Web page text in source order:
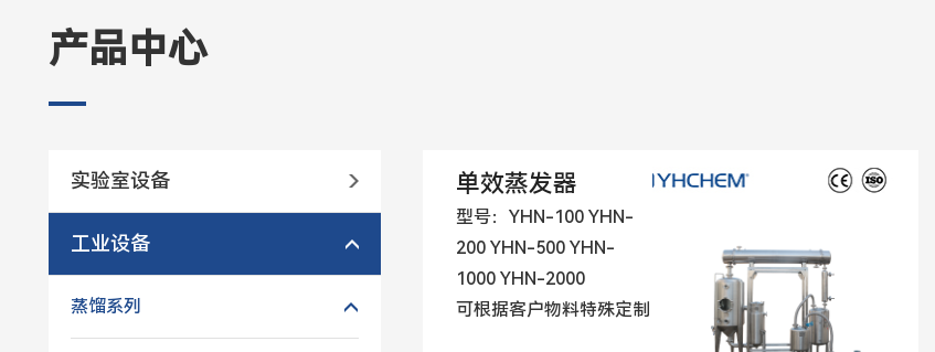
产品中心
实验室设备
工业设备
蒸馏系列
单效蒸发器
型号：YHN-100 YHN-
200 YHN-500 YHN-
1000 YHN-2000
可根据客户物料特殊定制